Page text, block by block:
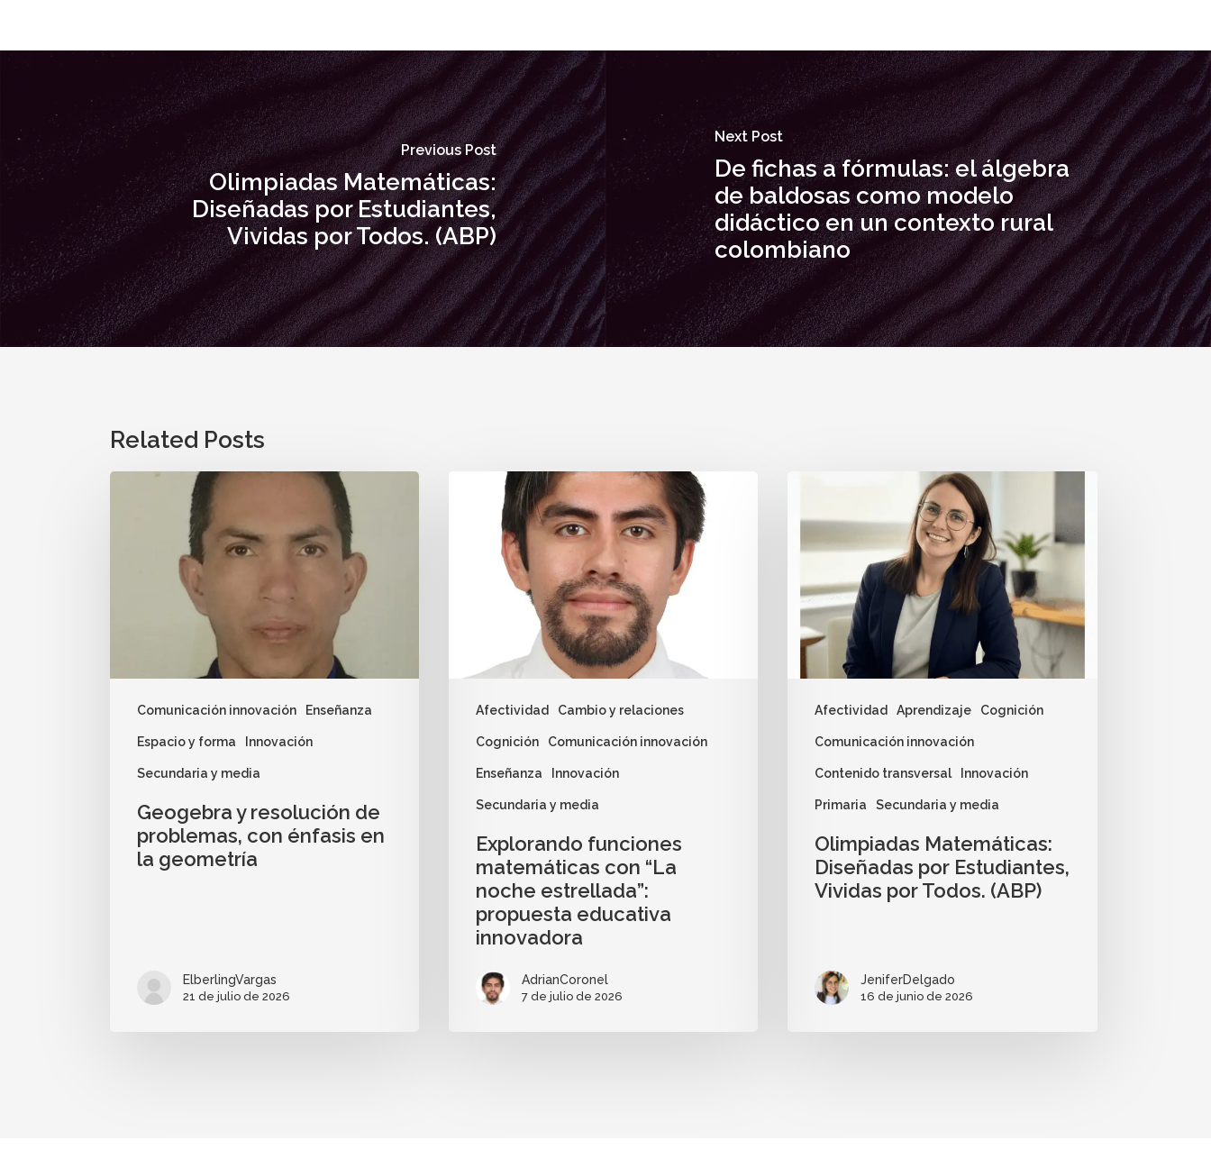
Previous Post
Olimpiadas Matemáticas:
Diseñadas por Estudiantes,
Vividas por Todos. (ABP)
Next Post
De fichas a fórmulas: el álgebra
de baldosas como modelo
didáctico en un contexto rural
colombiano
Related Posts
Comunicación innovación Enseñanza
Espacio y forma Innovación
Secundaria y media
Geogebra y resolución de
problemas, con énfasis en
la geometría
ElberlingVargas
21 de julio de 2026
Afectividad Cambio y relaciones
Cognición Comunicación innovación
Enseñanza Innovación
Secundaria y media
Explorando funciones
matemáticas con “La
noche estrellada”:
propuesta educativa
innovadora
AdrianCoronel
7 de julio de 2026
Afectividad Aprendizaje Cognición
Comunicación innovación
Contenido transversal Innovación
Primaria Secundaria y media
Olimpiadas Matemáticas:
Diseñadas por Estudiantes,
Vividas por Todos. (ABP)
JeniferDelgado
16 de junio de 2026